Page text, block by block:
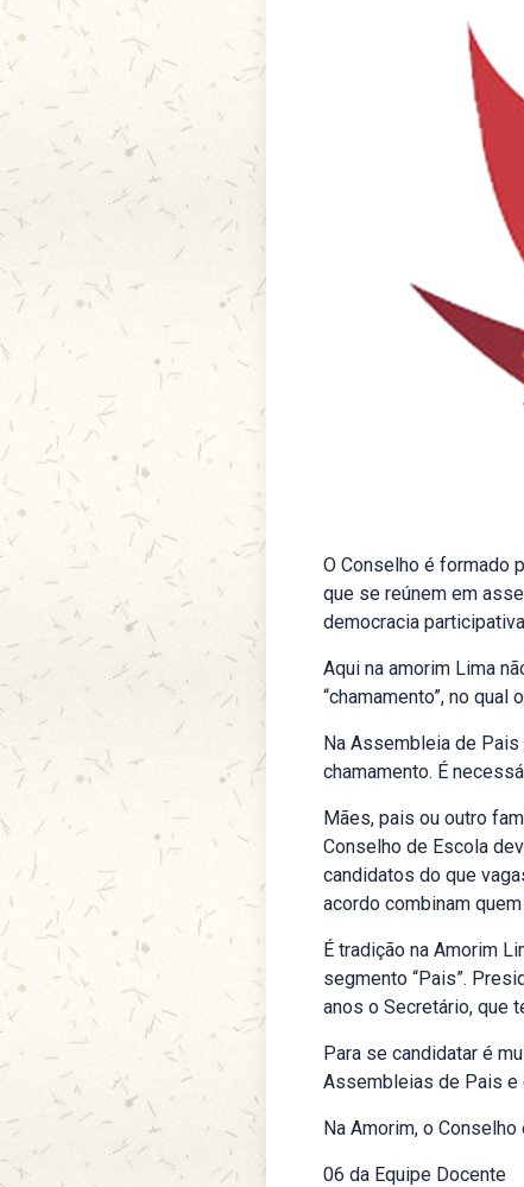
O Conselho é formado
que se reúnem em
democracia
Aqui na amorim Lima
“chamamento”, no
Na Assembleia de
chamamento. É
Mães, pais ou outro
Conselho de Escola
candidatos do que
acordo combinam
É tradição na Amorim
segmento “Pais”.
anos o Secretário, que
Para se candidatar é
Assembleias de Pais e
Na Amorim, o
06 da Equipe Docente